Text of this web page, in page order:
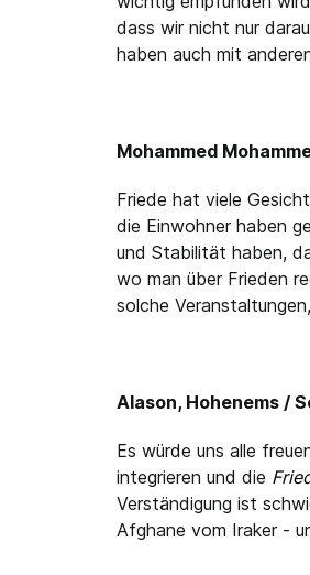
dass wir nicht nur
haben auch mit
Mohammed
Friede hat viele
die Einwohner haben
und Stabilität haben,
wo man über Frieden
solche
Alason, Hohenems /
Es würde uns alle
integrieren und die
Verständigung ist
Afghane vom Iraker -